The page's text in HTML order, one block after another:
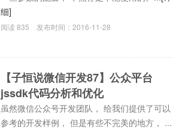
细]
阅读835 发布时间：2016-11-28
【子恒说微信开发87】公众平台
jssdk代码分析和优化
虽然微信公众号开发团队， 给我们提供了可以
参考的开发样例， 但是有些不完美的地方， ...